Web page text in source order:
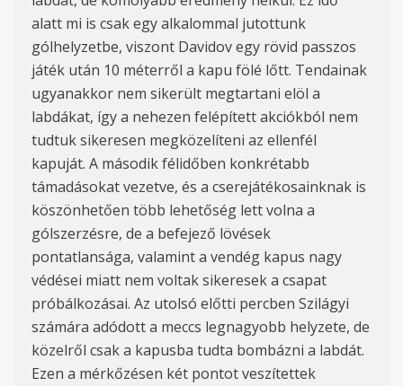
alatt mi is csak egy alkalommal jutottunk
gólhelyzetbe, viszont Davidov egy rövid passzos
játék után 10 méterről a kapu fölé lőtt. Tendainak
ugyanakkor nem sikerült megtartani elöl a
labdákat, így a nehezen felépített akciókból nem
tudtuk sikeresen megközelíteni az ellenfél
kapuját. A második félidőben konkrétabb
támadásokat vezetve, és a cserejátékosainknak is
köszönhetően több lehetőség lett volna a
gólszerzésre, de a befejező lövések
pontatlansága, valamint a vendég kapus nagy
védései miatt nem voltak sikeresek a csapat
próbálkozásai. Az utolsó előtti percben Szilágyi
számára adódott a meccs legnagyobb helyzete, de
közelről csak a kapusba tudta bombázni a labdát.
Ezen a mérkőzésen két pontot veszítettek